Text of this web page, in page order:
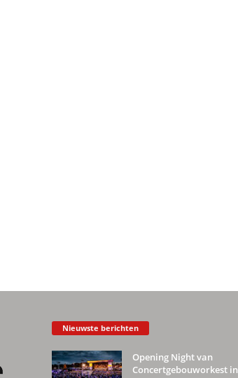
Nieuwste berichten
Opening Night van
Concertgebouworkest in